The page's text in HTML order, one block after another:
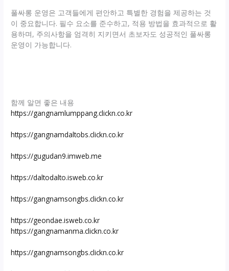
풀싸롱 운영은 고객들에게 편안하고 특별한 경험을 제공하는 것
이 중요합니다. 필수 요소를 준수하고, 적용 방법을 효과적으로 활
용하며, 주의사항을 엄격히 지키면서 초보자도 성공적인 풀싸롱
운영이 가능합니다.
함께 알면 좋은 내용
https://gangnamlumppang.clickn.co.kr
https://gangnamdaltobs.clickn.co.kr
https://gugudan9.imweb.me
https://daltodalto.isweb.co.kr
https://gangnamsongbs.clickn.co.kr
https://geondae.isweb.co.kr
https://gangnamanma.clickn.co.kr
https://gangnamsongbs.clickn.co.kr